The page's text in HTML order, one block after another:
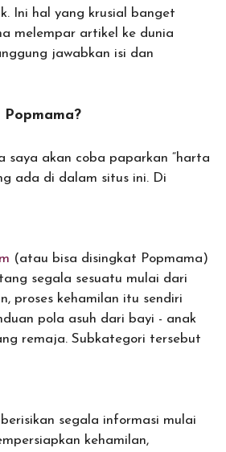
Ini hal yang krusial banget
melempar artikel ke dunia
jawabkan isi dan
saya akan coba paparkan “harta
ada di dalam situs ini. Di
(atau bisa disingkat Popmama)
segala sesuatu mulai dari
proses kehamilan itu sendiri
pola asuh dari bayi - anak
remaja. Subkategori tersebut
segala informasi mulai
kehamilan,